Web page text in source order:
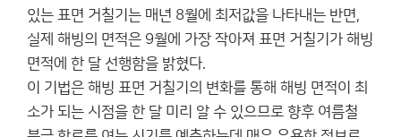
있는 표면 거칠기는 매년 8월에 최저값을 나타내는 반면,
실제 해빙의 면적은 9월에 가장 작아져 표면 거칠기가 해빙
면적에 한 달 선행함을 밝혔다.
이 기법은 해빙 표면 거칠기의 변화를 통해 해빙 면적이 최
소가 되는 시점을 한 달 미리 알 수 있으므로 향후 여름철